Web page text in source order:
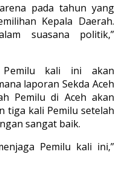
pada tahun yang
Kepala Daerah.
suasana politik,”
Pemilu kali ini akan
laporan Sekda Aceh
Pemilu di Aceh akan
tiga kali Pemilu setelah
sangat baik.
Pemilu kali ini,”